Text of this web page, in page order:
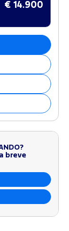
€ 14.900
breve